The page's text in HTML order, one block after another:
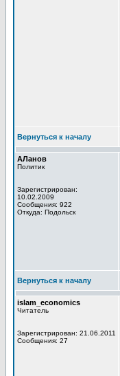
Вернуться к началу
АЛанов
Политик
Зарегистрирован:
10.02.2009
Сообщения: 922
Откуда: Подольск
Вернуться к началу
islam_economics
Читатель
Зарегистрирован: 21.06.2011
Сообщения: 27